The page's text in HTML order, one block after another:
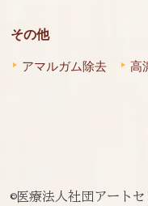
その他
アマルガム除去 高
©医療法人社団アート